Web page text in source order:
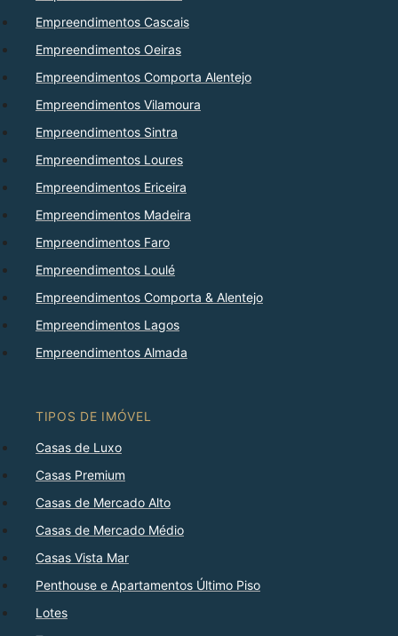
Empreendimentos Cascais
Empreendimentos Oeiras
Empreendimentos Comporta Alentejo
Empreendimentos Vilamoura
Empreendimentos Sintra
Empreendimentos Loures
Empreendimentos Ericeira
Empreendimentos Madeira
Empreendimentos Faro
Empreendimentos Loulé
Empreendimentos Comporta & Alentejo
Empreendimentos Lagos
Empreendimentos Almada
TIPOS DE IMÓVEL
Casas de Luxo
Casas Premium
Casas de Mercado Alto
Casas de Mercado Médio
Casas Vista Mar
Penthouse e Apartamentos Último Piso
Lotes